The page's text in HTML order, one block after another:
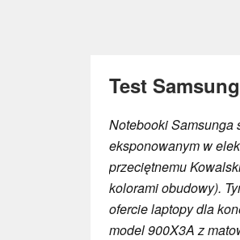
Test
Notebooki Samsunga
eksponowanym w
przeciętnemu
kolorami obudowy).
ofercie laptopy dla
model 900X3A z